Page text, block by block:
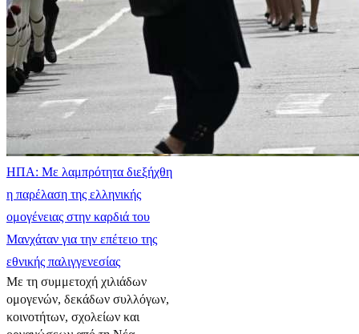
ΗΠΑ: Με λαμπρότητα διεξήχθη
η παρέλαση της ελληνικής
ομογένειας στην καρδιά του
Μανχάταν για την επέτειο της
εθνικής παλιγγενεσίας
Με τη συμμετοχή χιλιάδων
ομογενών, δεκάδων συλλόγων,
κοινοτήτων, σχολείων και